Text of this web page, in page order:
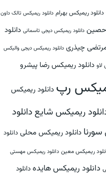
دانلود ریمیکس بهرام دانلود ریمیکس تالک داون
حصین دانلود ریمیکس دیجی تاسمانی دانلود
چیذری دانلود ریمیکس دیجی والیکس
دانلود ریمیکس رضا پیشرو
رپ دانلود ریمیکس
ریمیکس شایع دانلود
دانلود ریمیکس محلی دانلود
ریمیکس معین دانلود ریمیکس مهستی
دانلود ریمیکس هایده دانلود